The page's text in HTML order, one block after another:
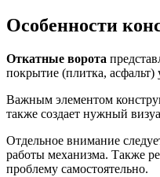
Особенности
Откатные ворота
покрытие (плитка, асфальт)
Важным элементом
также создает нужный
Отдельное внимание
работы механизма. Также
проблему самостоятельно.